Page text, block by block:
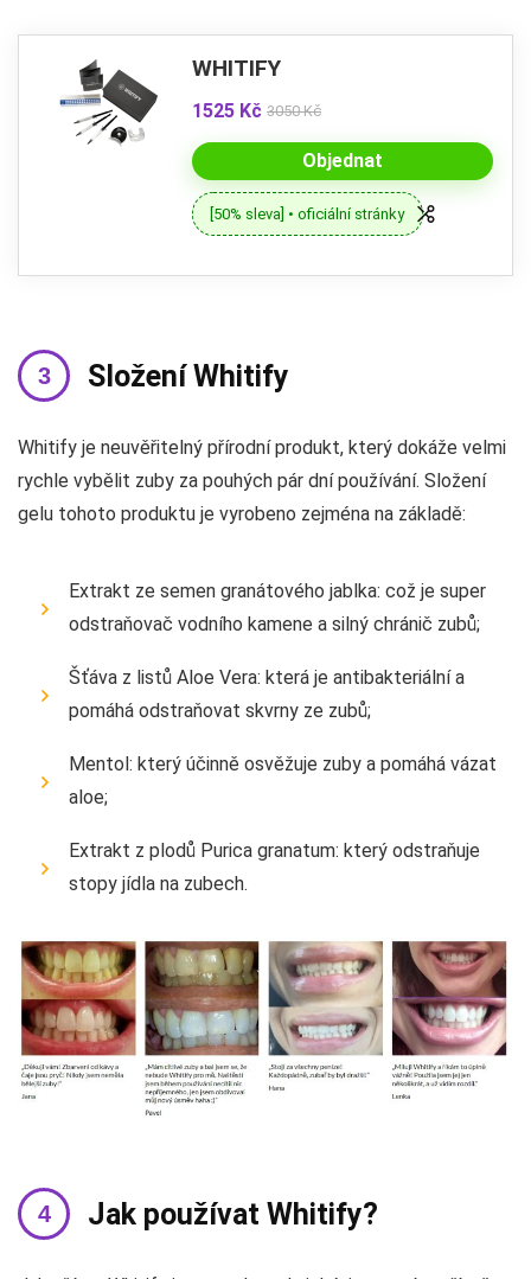
WHITIFY
1525 Kč 3050 Kč
Objednat
[50% sleva] • oficiální stránky
Složení Whitify
Whitify je neuvěřitelný přírodní produkt, který dokáže velmi
rychle vybělit zuby za pouhých pár dní používání. Složení
gelu tohoto produktu je vyrobeno zejména na základě:
Extrakt ze semen granátového jablka: což je super
odstraňovač vodního kamene a silný chránič zubů;
Šťáva z listů Aloe Vera: která je antibakteriální a
pomáhá odstraňovat skvrny ze zubů;
Mentol: který účinně osvěžuje zuby a pomáhá vázat
aloe;
Extrakt z plodů Purica granatum: který odstraňuje
stopy jídla na zubech.
Jak používat Whitify?